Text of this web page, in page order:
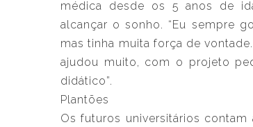
médica desde os 5 anos de
alcançar o sonho. “Eu sempre
mas tinha muita força de
ajudou muito, com o projeto
didático”.
Plantões
Os futuros universitários